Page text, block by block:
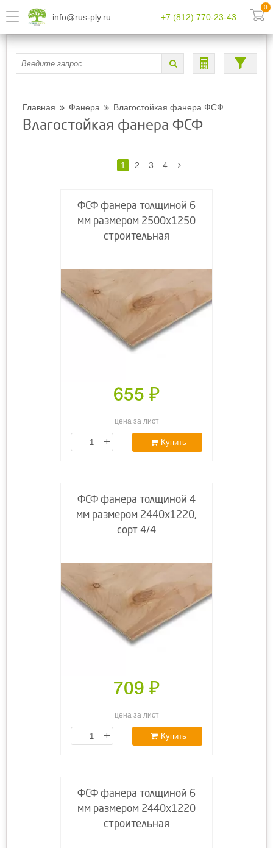
info@rus-ply.ru +7 (812) 770-23-43
0
Главная Фанера Влагостойкая фанера ФСФ
Влагостойкая фанера ФСФ
1 2 3 4
ФСФ фанера толщиной 6
мм размером 2500х1250
строительная
655 ₽
цена за лист
- + Купить
ФСФ фанера толщиной 4
мм размером 2440х1220,
сорт 4/4
709 ₽
цена за лист
- + Купить
ФСФ фанера толщиной 6
мм размером 2440х1220
строительная